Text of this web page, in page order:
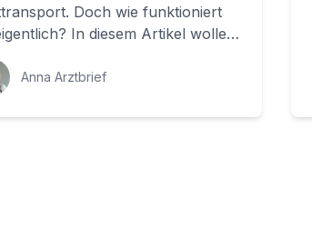
Doch wie funktioniert
In diesem Artikel wollen
uns näher mit dem Prozess
Anna Arztbrief